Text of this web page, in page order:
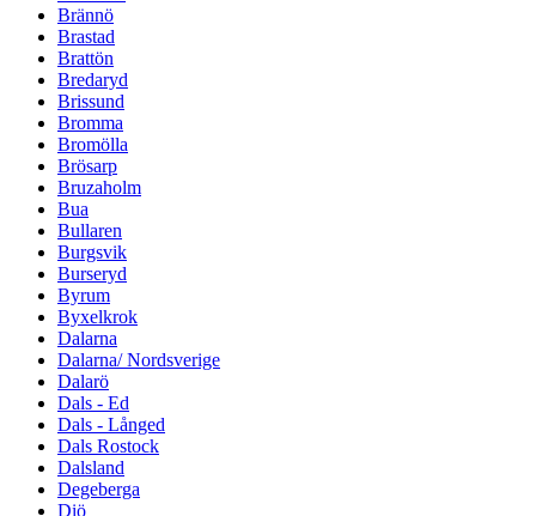
Brännö
Brastad
Brattön
Bredaryd
Brissund
Bromma
Bromölla
Brösarp
Bruzaholm
Bua
Bullaren
Burgsvik
Burseryd
Byrum
Byxelkrok
Dalarna
Dalarna/ Nordsverige
Dalarö
Dals - Ed
Dals - Långed
Dals Rostock
Dalsland
Degeberga
Diö